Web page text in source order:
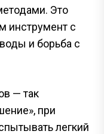
Это
инструмент с
и борьба с
— так
при
легкий